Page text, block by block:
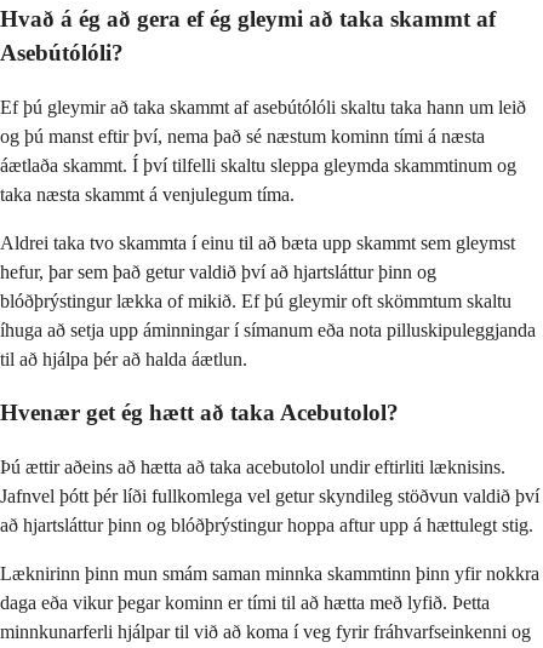
Hvað á ég að gera ef ég gleymi að taka skammt af
Asebútólóli?
Ef þú gleymir að taka skammt af asebútólóli skaltu taka hann um leið
og þú manst eftir því, nema það sé næstum kominn tími á næsta
áætlaða skammt. Í því tilfelli skaltu sleppa gleymda skammtinum og
taka næsta skammt á venjulegum tíma.
Aldrei taka tvo skammta í einu til að bæta upp skammt sem gleymst
hefur, þar sem það getur valdið því að hjartsláttur þinn og
blóðþrýstingur lækka of mikið. Ef þú gleymir oft skömmtum skaltu
íhuga að setja upp áminningar í símanum eða nota pilluskipuleggjanda
til að hjálpa þér að halda áætlun.
Hvenær get ég hætt að taka Acebutolol?
Þú ættir aðeins að hætta að taka acebutolol undir eftirliti læknisins.
Jafnvel þótt þér líði fullkomlega vel getur skyndileg stöðvun valdið því
að hjartsláttur þinn og blóðþrýstingur hoppa aftur upp á hættulegt stig.
Læknirinn þinn mun smám saman minnka skammtinn þinn yfir nokkra
daga eða vikur þegar kominn er tími til að hætta með lyfið. Þetta
minnkunarferli hjálpar til við að koma í veg fyrir fráhvarfseinkenni og